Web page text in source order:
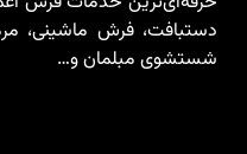
دستبافت، فرش ماشینی،
شستشوی مبلمان و…